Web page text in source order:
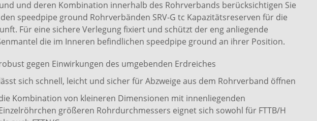
und deren Kombination innerhalb des Rohrverbands berücksichtigen Sie
speedpipe ground Rohrverbänden SRV-G tc Kapazitätsreserven für die
Für eine sichere Verlegung fixiert und schützt der eng anliegende
die im Inneren befindlichen speedpipe ground an ihrer Position.
gegen Einwirkungen des umgebenden Erdreiches
sich schnell, leicht und sicher für Abzweige aus dem Rohrverband öffnen
Kombination von kleineren Dimensionen mit innenliegenden
größeren Rohrdurchmessers eignet sich sowohl für FTTB/H